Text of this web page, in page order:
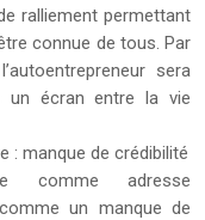
ralliement permettant
connue de tous. Par
sera
un écran entre la vie
: manque de crédibilité
comme adresse
un manque de